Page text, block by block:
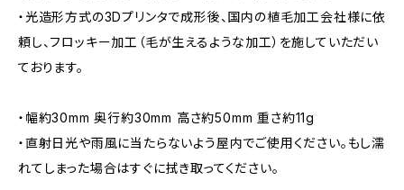
・光造形方式の3Dプリンタで成形後、国内の植毛加工会社様に依
頼し、フロッキー加工（毛が生えるような加工）を施していただい
ております。
・幅約30mm 奥行約30mm 高さ約50mm 重さ約11g
・直射日光や雨風に当たらないよう屋内でご使用ください。もし濡
れてしまった場合はすぐに拭き取ってください。